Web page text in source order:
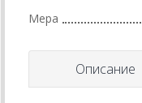
Мера
Описание